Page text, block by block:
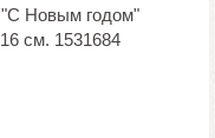
Новым годом"
см. 1531684